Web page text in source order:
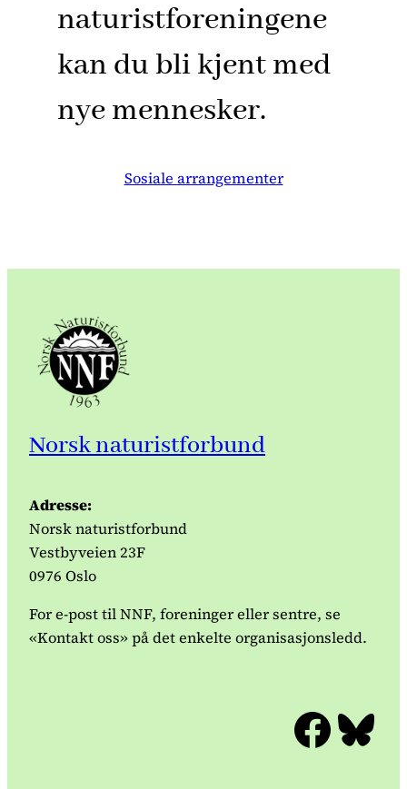
naturistforeningene
kan du bli kjent med
nye mennesker.
Sosiale arrangementer
Norsk naturistforbund
Adresse:
Norsk naturistforbund
Vestbyveien 23F
0976 Oslo
For e-post til NNF, foreninger eller sentre, se
«Kontakt oss» på det enkelte organisasjonsledd.
Facebook Bluesky